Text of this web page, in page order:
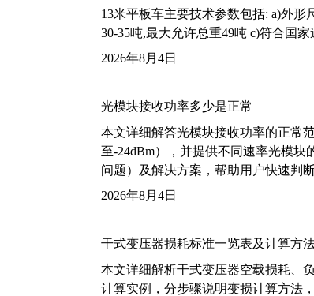
13米平板车主要技术参数包括: a)外形
30-35吨,最大允许总重49吨 c)符合国
2026年8月4日
光模块接收功率多少是正常
本文详细解答光模块接收功率的正常
至-24dBm），并提供不同速率光模
问题）及解决方案，帮助用户快速判
2026年8月4日
干式变压器损耗标准一览表及计算方
本文详细解析干式变压器空载损耗、
计算实例，分步骤说明变损计算方法